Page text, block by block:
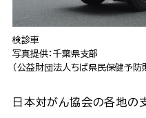
検診車
写真提供：千葉県支部
（公益財団法人ちば県民保健予防
日本対がん協会の各地の支